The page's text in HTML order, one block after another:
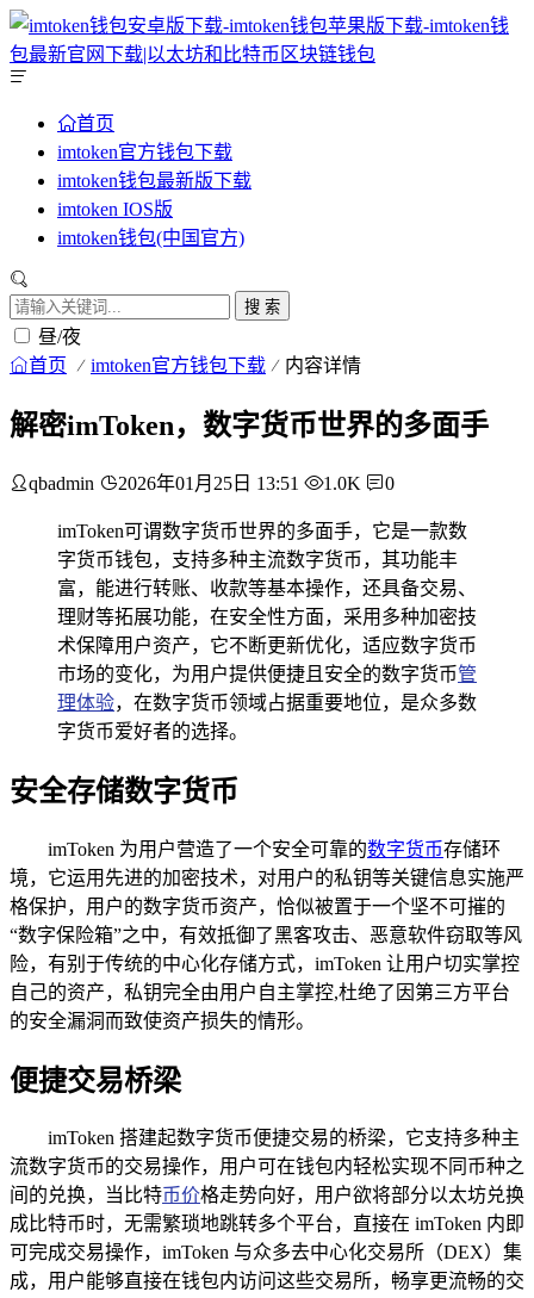
首页
imtoken官方钱包下载
imtoken钱包最新版下载
imtoken IOS版
imtoken钱包(中国官方)
搜 索
昼/夜
首页 imtoken官方钱包下载 内容详情
解密imToken，数字货币世界的多面手
qbadmin 2026年01月25日 13:51 1.0K 0
imToken可谓数字货币世界的多面手，它是一款数
字货币钱包，支持多种主流数字货币，其功能丰
富，能进行转账、收款等基本操作，还具备交易、
理财等拓展功能，在安全性方面，采用多种加密技
术保障用户资产，它不断更新优化，适应数字货币
市场的变化，为用户提供便捷且安全的数字货币管
理体验，在数字货币领域占据重要地位，是众多数
字货币爱好者的选择。
安全存储数字货币
imToken 为用户营造了一个安全可靠的数字货币存储环
境，它运用先进的加密技术，对用户的私钥等关键信息实施严
格保护，用户的数字货币资产，恰似被置于一个坚不可摧的
“数字保险箱”之中，有效抵御了黑客攻击、恶意软件窃取等风
险，有别于传统的中心化存储方式，imToken 让用户切实掌控
自己的资产，私钥完全由用户自主掌控,杜绝了因第三方平台
的安全漏洞而致使资产损失的情形。
便捷交易桥梁
imToken 搭建起数字货币便捷交易的桥梁，它支持多种主
流数字货币的交易操作，用户可在钱包内轻松实现不同币种之
间的兑换，当比特币价格走势向好，用户欲将部分以太坊兑换
成比特币时，无需繁琐地跳转多个平台，直接在 imToken 内即
可完成交易操作，imToken 与众多去中心化交易所（DEX）集
成，用户能够直接在钱包内访问这些交易所，畅享更流畅的交